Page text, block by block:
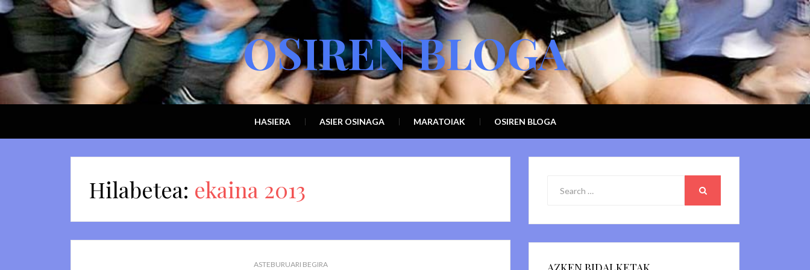
OSIREN BLOGA
HASIERA ASIER OSINAGA MARATOIAK OSIREN BLOGA
Hilabetea: ekaina 2013
ASTEBURUARI BEGIRA